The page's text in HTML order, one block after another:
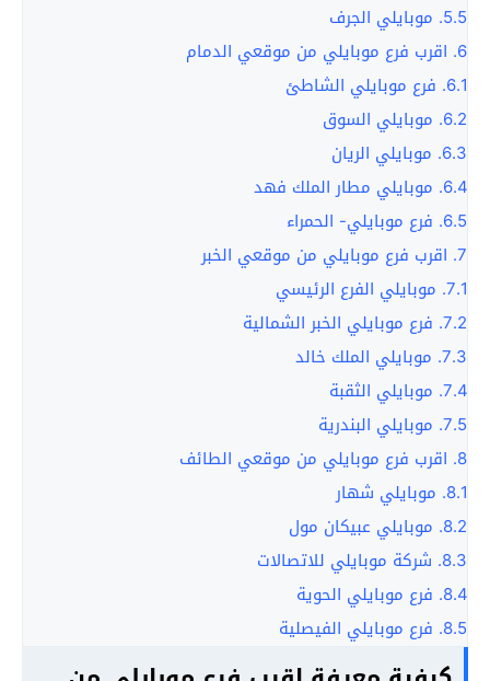
5.5. موبايلي الجرف
6. اقرب فرع موبايلي من موقعي الدمام
6.1. فرع موبايلي الشاطئ
6.2. موبايلي السوق
6.3. موبايلي الريان
6.4. موبايلي مطار الملك فهد
6.5. فرع موبايلي- الحمراء
7. اقرب فرع موبايلي من موقعي الخبر
7.1. موبايلي الفرع الرئيسي
7.2. فرع موبايلي الخبر الشمالية
7.3. موبايلي الملك خالد
7.4. موبايلي الثقبة
7.5. موبايلي البندرية
8. اقرب فرع موبايلي من موقعي الطائف
8.1. موبايلي شهار
8.2. موبايلي عبيكان مول
8.3. شركة موبايلي للاتصالات
8.4. فرع موبايلي الحوية
8.5. فرع موبايلي الفيصلية